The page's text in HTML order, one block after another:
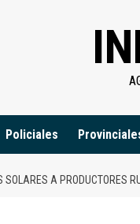
Policiales
SOLARES A PRODUCTORES